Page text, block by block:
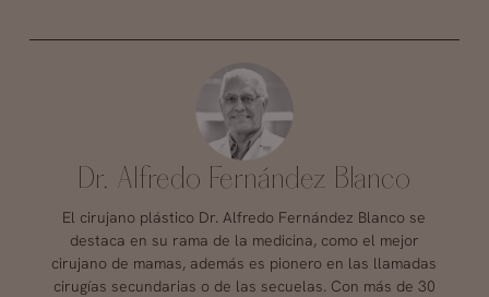
Dr. Alfredo Fernández Blanco
El cirujano plástico Dr. Alfredo Fernández Blanco se
destaca en su rama de la medicina, como el mejor
cirujano de mamas, además es pionero en las llamadas
cirugías secundarias o de las secuelas. Con más de 30